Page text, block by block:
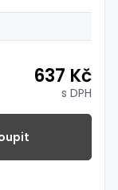
637 Kč
s DPH